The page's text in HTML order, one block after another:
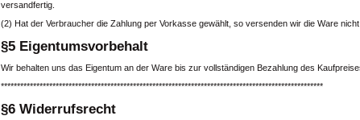
versandfertig.
(2) Hat der Verbraucher die Zahlung per Vorkasse gewählt, so versenden wir die Ware
§5 Eigentumsvorbehalt
Wir behalten uns das Eigentum an der Ware bis zur vollständigen Bezahlung des
****************************************************************************************************
§6 Widerrufsrecht